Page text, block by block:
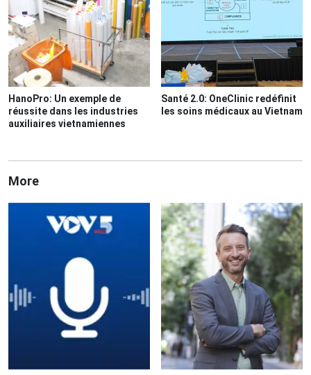
HanoPro: Un exemple de
réussite dans les industries
auxiliaires vietnamiennes
Santé 2.0: OneClinic redéfinit
les soins médicaux au Vietnam
More